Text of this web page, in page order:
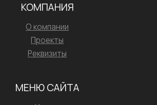
КОМПАНИЯ
О компании
Проекты
Реквизиты
МЕНЮ САЙТА